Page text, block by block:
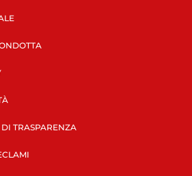
TRASPARENZA